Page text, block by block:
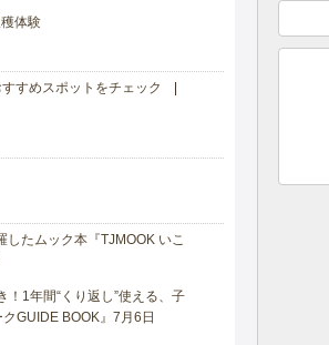
体験
すめスポットをチェック
したムック本『TJMOOK いこ
！1年間“くり返し”使える、子
GUIDE BOOK』7月6日